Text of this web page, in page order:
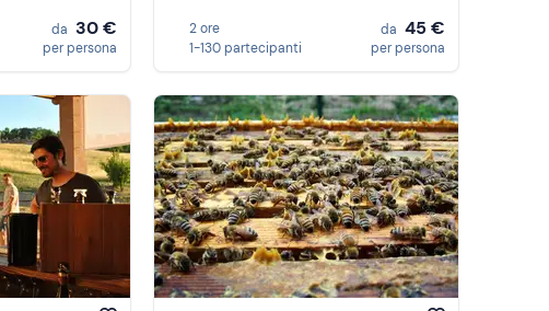
da 30 €
per persona
2 ore
1-130 partecipanti
da 45 €
per persona